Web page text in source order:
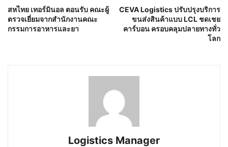
สหไทย เทอร์มินอล ตอนรับ คณะผู้
ตรวจเยี่ยมจากสำนักงานคณะ
กรรมการอาหารและยา
CEVA Logistics ปรับปรุงบริการ
ขนส่งสินค้าแบบ LCL ชดเชย
คาร์บอน ครอบคลุมปลายทางทั่ว
โลก
Logistics Manager